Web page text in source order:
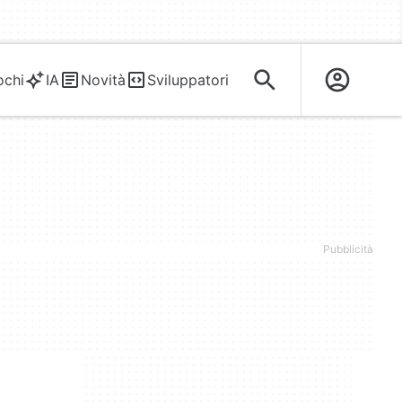
IA Novità Sviluppatori